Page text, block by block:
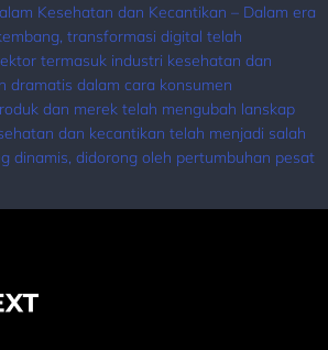
Kesehatan dan Kecantikan – Dalam era
transformasi digital telah
termasuk industri kesehatan dan
dramatis dalam cara konsumen
dan merek telah mengubah lanskap
dan kecantikan telah menjadi salah
dinamis, didorong oleh pertumbuhan pesat